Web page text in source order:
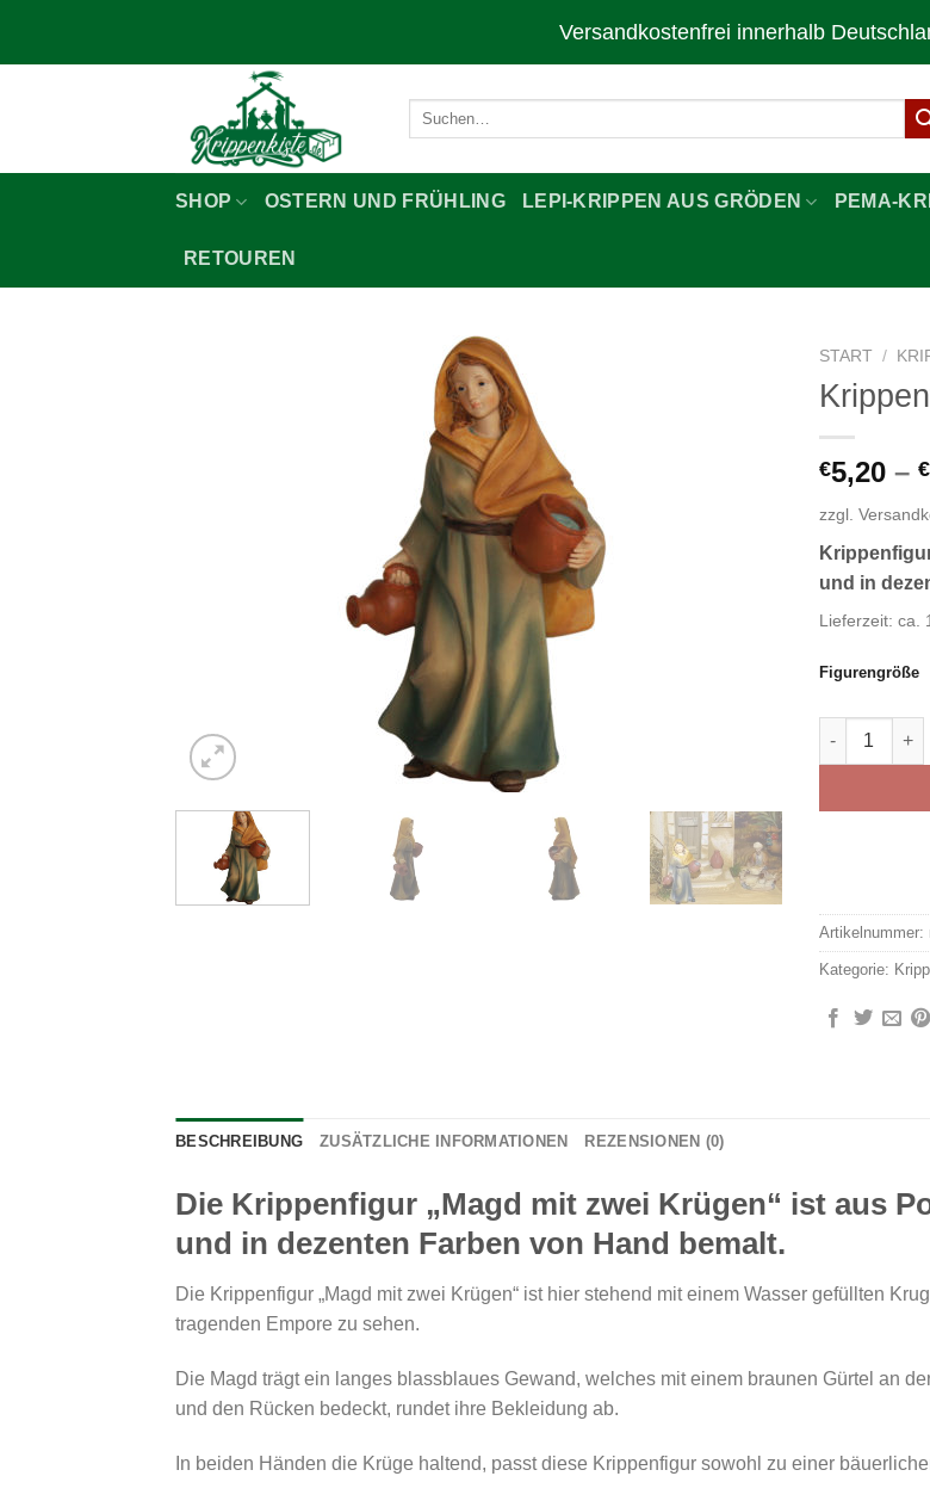
Versandkostenfrei innerhalb
Suchen
SHOP OSTERN UND FRÜHLING LEPI-KRIPPEN AUS GRÖDEN PEMA-
RETOUREN
START /
€5,20 – €
zzgl.
und in
Lieferzeit: ca.
Figurengröße
Krippenfigur
Artikelnummer:
Kategorie:
BESCHREIBUNG ZUSÄTZLICHE INFORMATIONEN REZENSIONEN (0)
Die Krippenfigur „Magd mit zwei Krügen“ ist aus
und in dezenten Farben von Hand bemalt.
Die Krippenfigur „Magd mit zwei Krügen“ ist hier stehend mit einem Wasser gefüllten
tragenden Empore zu sehen.
Die Magd trägt ein langes blassblaues Gewand, welches mit einem braunen Gürtel an
und den Rücken bedeckt, rundet ihre Bekleidung ab.
In beiden Händen die Krüge haltend, passt diese Krippenfigur sowohl zu einer